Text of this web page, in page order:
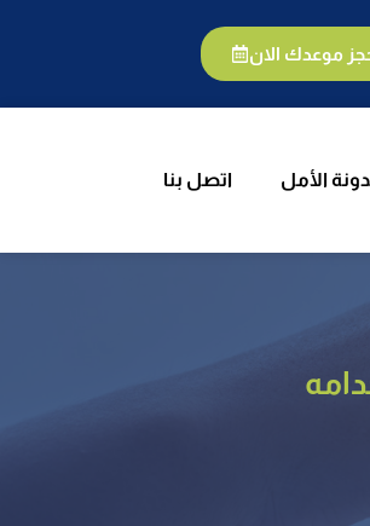
موعدك الان
الأمل اتصل بنا
الأمل اتصل بنا